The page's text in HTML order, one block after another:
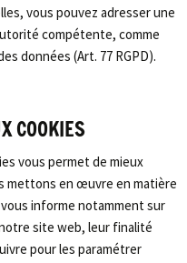
vous pouvez adresser une
compétente, comme
données (Art. 77 RGPD).
COOKIES
vous permet de mieux
mettons en œuvre en matière
informe notamment sur
site web, leur finalité
pour les paramétrer